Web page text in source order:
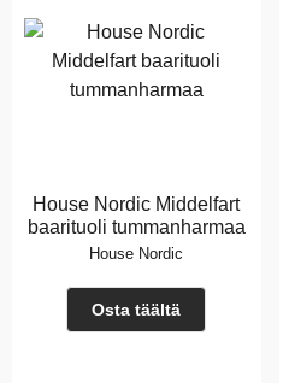
House Nordic Middelfart
baarituoli tummanharmaa
House Nordic
Osta täältä